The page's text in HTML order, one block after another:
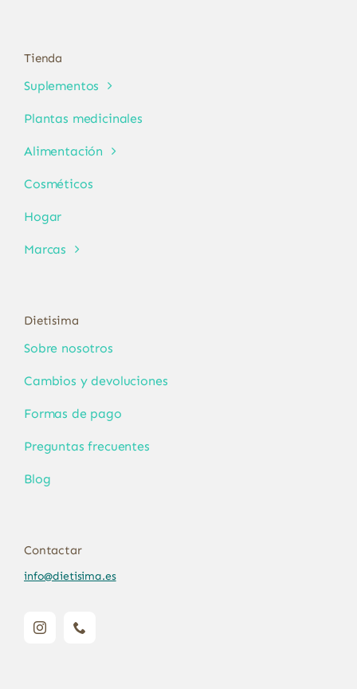
Tienda
Suplementos
Plantas medicinales
Alimentación
Cosméticos
Hogar
Marcas
Dietisima
Sobre nosotros
Cambios y devoluciones
Formas de pago
Preguntas frecuentes
Blog
Contactar
info@dietisima.es